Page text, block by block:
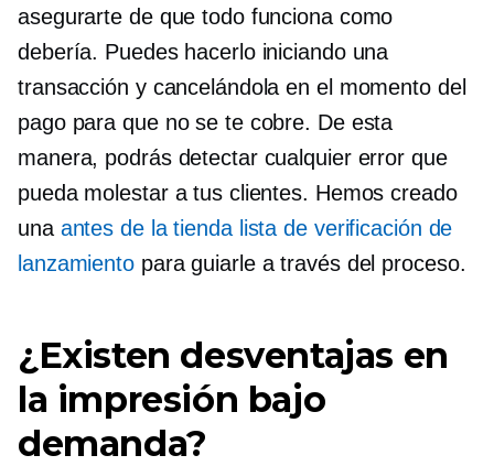
asegurarte de que todo funciona como
debería. Puedes hacerlo iniciando una
transacción y cancelándola en el momento del
pago para que no se te cobre. De esta
manera, podrás detectar cualquier error que
pueda molestar a tus clientes. Hemos creado
una antes de la tiendalista de verificación de
lanzamientopara guiarle a través del proceso.
¿Existen desventajas en
la impresión bajo
demanda?